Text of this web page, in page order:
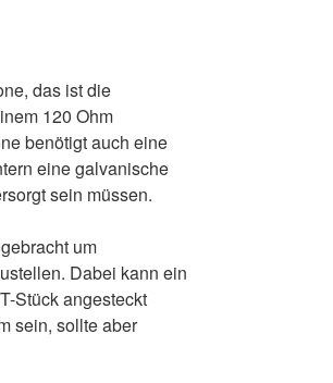
das ist die
120 Ohm
benötigt auch eine
eine galvanische
sein müssen.
um
Dabei kann ein
Stück angesteckt
sein, sollte aber